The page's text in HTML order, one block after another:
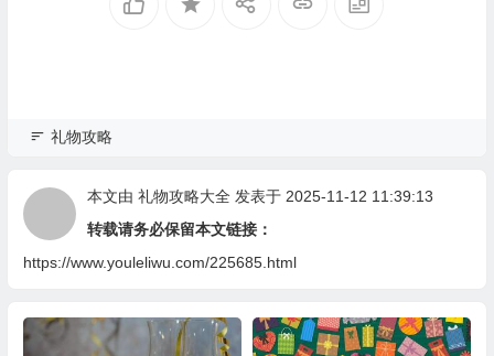
礼物攻略
本文由 礼物攻略大全发表于 2025-11-12 11:39:13
转载请务必保留本文链接：
https://www.youleliwu.com/225685.html